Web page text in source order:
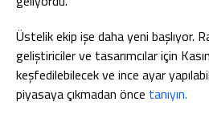
Üstelik ekip işe daha yeni başlıyor.
geliştiriciler ve tasarımcılar için
keşfedilebilecek ve ince ayar
piyasaya çıkmadan önce tanıyın.